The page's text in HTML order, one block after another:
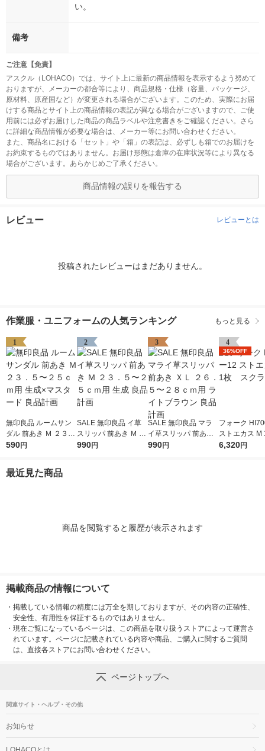
い。
備考
ご注意【免責】
アスクル（LOHACO）では、サイト上に最新の商品情報を表示するよう努めて
おりますが、メーカーの都合等により、商品規格・仕様（容量、パッケージ、
原材料、原産国など）が変更される場合がございます。このため、実際にお届
けする商品とサイト上の商品情報の表記が異なる場合がございますので、ご使
用前には必ずお届けした商品の商品ラベルや注意書きをご確認ください。さら
に詳細な商品情報が必要な場合は、メーカー等にお問い合わせください。
また、商品名における「セット」や「箱」の表記は、必ずしも箱でのお届けを
お約束するものではありません。お届け形態は倉庫の在庫状況等により異なる
場合がございます。あらかじめご了承ください。
商品情報の誤りを報告する
レビュー レビューとは
投稿されたレビューはまだありません。
作業服・ユニフォームの人気ランキング もっと見る
1
無印良品 ルームサン
ダル 前あき Ｍ ２３．
５〜２５ｃｍ用 生成×
590円
2
SALE 無印良品 イ草
スリッパ 前あき Ｍ ２
３．５〜２５ｃｍ用
990円
3
SALE 無印良品 マラ
イ草スリッパ 前あき
ＸＬ ２６．５〜２８
990円
4
36%OFF
フォーク
ストエカス
クラブ
6,320円
最近見た商品
商品を閲覧すると履歴が表示されます
掲載商品の情報について
・ 掲載している情報の精度には万全を期しておりますが、その内容の正確性、
安全性、有用性を保証するものではありません。
・ 現在ご覧になっているページは、この商品を取り扱うストアによって運営さ
れています。ページに記載されている内容や商品、ご購入に関するご質問
は、直接各ストアにお問い合わせください。
ページトップへ
関連サイト・ヘルプ・その他
お知らせ